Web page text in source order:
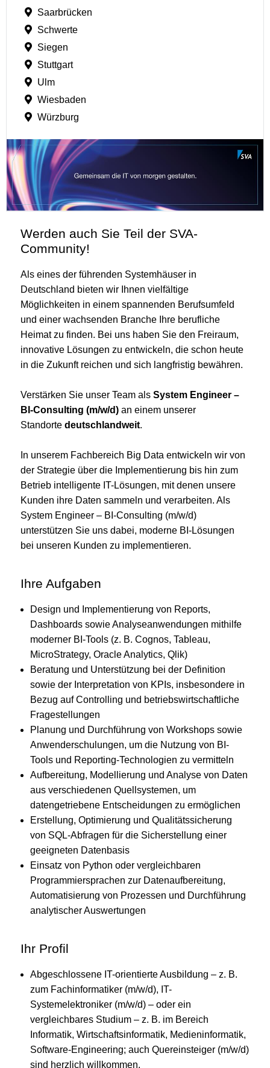
Saarbrücken
Schwerte
Siegen
Stuttgart
Ulm
Wiesbaden
Würzburg
Werden auch Sie Teil der SVA-
Community!
Als eines der führenden Systemhäuser in
Deutschland bieten wir Ihnen vielfältige
Möglichkeiten in einem spannenden Berufsumfeld
und einer wachsenden Branche Ihre berufliche
Heimat zu finden. Bei uns haben Sie den Freiraum,
innovative Lösungen zu entwickeln, die schon heute
in die Zukunft reichen und sich langfristig bewähren.
Verstärken Sie unser Team als System Engineer –
BI-Consulting (m/w/d) an einem unserer
Standorte deutschlandweit.
In unserem Fachbereich Big Data entwickeln wir von
der Strategie über die Implementierung bis hin zum
Betrieb intelligente IT-Lösungen, mit denen unsere
Kunden ihre Daten sammeln und verarbeiten. Als
System Engineer – BI-Consulting (m/w/d)
unterstützen Sie uns dabei, moderne BI-Lösungen
bei unseren Kunden zu implementieren.
Ihre Aufgaben
Design und Implementierung von Reports,
Dashboards sowie Analyseanwendungen mithilfe
moderner BI-Tools (z. B. Cognos, Tableau,
MicroStrategy, Oracle Analytics, Qlik)
Beratung und Unterstützung bei der Definition
sowie der Interpretation von KPIs, insbesondere in
Bezug auf Controlling und betriebswirtschaftliche
Fragestellungen
Planung und Durchführung von Workshops sowie
Anwenderschulungen, um die Nutzung von BI-
Tools und Reporting-Technologien zu vermitteln
Aufbereitung, Modellierung und Analyse von Daten
aus verschiedenen Quellsystemen, um
datengetriebene Entscheidungen zu ermöglichen
Erstellung, Optimierung und Qualitätssicherung
von SQL-Abfragen für die Sicherstellung einer
geeigneten Datenbasis
Einsatz von Python oder vergleichbaren
Programmiersprachen zur Datenaufbereitung,
Automatisierung von Prozessen und Durchführung
analytischer Auswertungen
Ihr Profil
Abgeschlossene IT-orientierte Ausbildung – z. B.
zum Fachinformatiker (m/w/d), IT-
Systemelektroniker (m/w/d) – oder ein
vergleichbares Studium – z. B. im Bereich
Informatik, Wirtschaftsinformatik, Medieninformatik,
Software-Engineering; auch Quereinsteiger (m/w/d)
sind herzlich willkommen.